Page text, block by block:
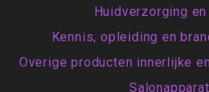
Huidverzorging
Kennis, opleiding en
Overige producten innerlijke